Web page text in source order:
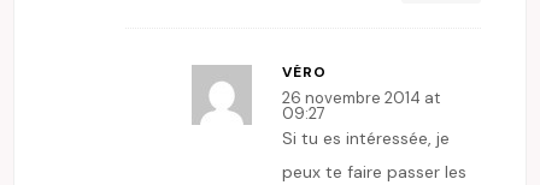
VÉRO
26 novembre 2014 at
09:27
Si tu es intéressée, je
peux te faire passer les